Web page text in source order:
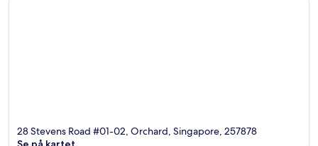
28 Stevens Road #01-02, Orchard, Singapore, 257878